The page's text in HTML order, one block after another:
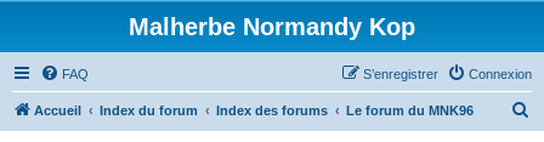
Malherbe Normandy Kop
FAQ Connexion
S’enregistrer
Accueil Index du forum Index des forums Le forum du MNK96